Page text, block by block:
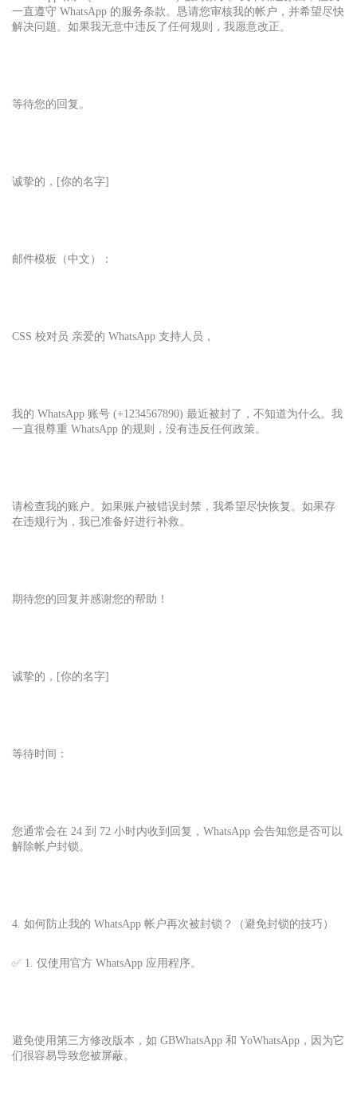
一直遵守 WhatsApp 的服务条款。恳请您审核我的帐户，并希望尽快
解决问题。如果我无意中违反了任何规则，我愿意改正。
等待您的回复。
诚挚的，[你的名字]
邮件模板（中文）：
CSS 校对员 亲爱的 WhatsApp 支持人员，
我的 WhatsApp 账号 (+1234567890) 最近被封了，不知道为什么。我
一直很尊重 WhatsApp 的规则，没有违反任何政策。
请检查我的账户。如果账户被错误封禁，我希望尽快恢复。如果存
在违规行为，我已准备好进行补救。
期待您的回复并感谢您的帮助！
诚挚的，[你的名字]
等待时间：
您通常会在 24 到 72 小时内收到回复，WhatsApp 会告知您是否可以
解除帐户封锁。
4. 如何防止我的 WhatsApp 帐户再次被封锁？（避免封锁的技巧）
✅ 1. 仅使用官方 WhatsApp 应用程序。
避免使用第三方修改版本，如 GBWhatsApp 和 YoWhatsApp，因为它
们很容易导致您被屏蔽。